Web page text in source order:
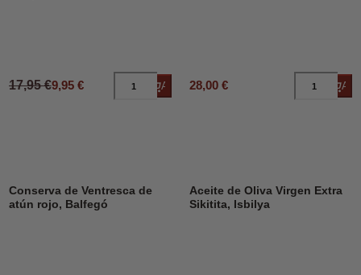
17,95 €9,95 € Añadir al carrito
28,00 €
Conserva de Ventresca de
atún rojo, Balfegó
Aceite de Oliva Virgen Extra
Sikitita, Isbilya